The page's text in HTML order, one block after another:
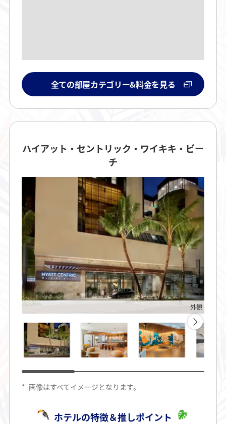
全ての部屋カテゴリー&料金を見る
ハイアット・セントリック・ワイキキ・ビー
チ
外観
* 画像はすべてイメージとなります。
ホテルの特徴＆推しポイント